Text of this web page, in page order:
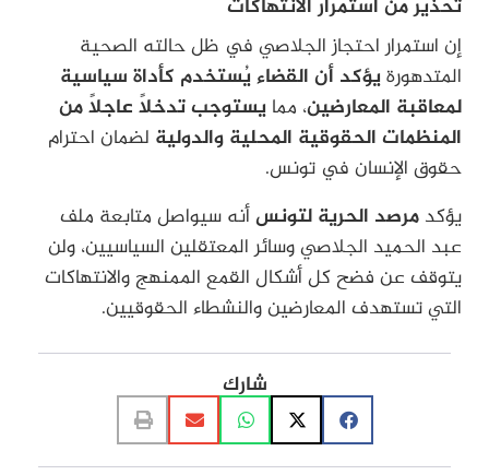
تحذير من استمرار الانتهاكات
إن استمرار احتجاز الجلاصي في ظل حالته الصحية
المتدهورةيؤكد أن القضاء يُستخدم كأداة سياسية
لمعاقبة المعارضين، مما يستوجب تدخلاً عاجلاً من
المنظمات الحقوقية المحلية والدولية لضمان احترام
حقوق الإنسان في تونس.
يؤكد مرصد الحرية لتونسأنه سيواصل متابعة ملف
عبد الحميد الجلاصي وسائر المعتقلين السياسيين، ولن
يتوقف عن فضح كل أشكال القمع الممنهج والانتهاكات
التي تستهدف المعارضين والنشطاء الحقوقيين.
شارك